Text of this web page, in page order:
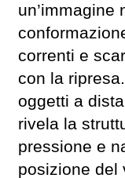
un’immagine
correnti e
con la
oggetti a
rivela la
pressione e
posizione del